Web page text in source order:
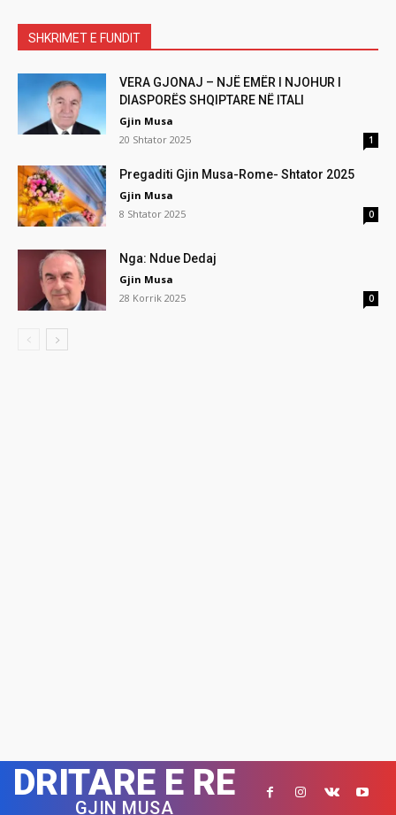
SHKRIMET E FUNDIT
VERA GJONAJ – NJË EMËR I NJOHUR I
DIASPORËS SHQIPTARE NË ITALI
Gjin Musa
20 Shtator 2025
1
Pregaditi Gjin Musa-Rome- Shtator 2025
Gjin Musa
8 Shtator 2025
0
Nga: Ndue Dedaj
Gjin Musa
28 Korrik 2025
0
DRITARE E RE
GJIN MUSA